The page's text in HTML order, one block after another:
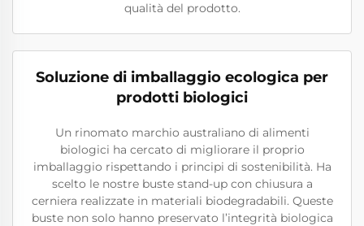
qualità del prodotto.
Soluzione di imballaggio ecologica per
prodotti biologici
Un rinomato marchio australiano di alimenti
biologici ha cercato di migliorare il proprio
imballaggio rispettando i principi di sostenibilità. Ha
scelto le nostre buste stand-up con chiusura a
cerniera realizzate in materiali biodegradabili. Queste
buste non solo hanno preservato l’integrità biologica